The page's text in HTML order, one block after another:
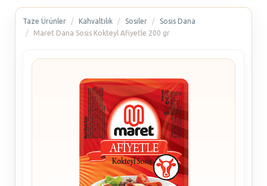
Taze Ürünler Kahvaltılık Sosiler
Sosis Dana
Maret Dana Sosis Kokteyl Afiyetle 200 gr